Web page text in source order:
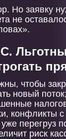
Но заявку
не
чтобы
новый поток;
конфликты с
уже перегруз
риск